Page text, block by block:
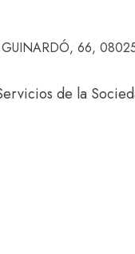
66,
de la